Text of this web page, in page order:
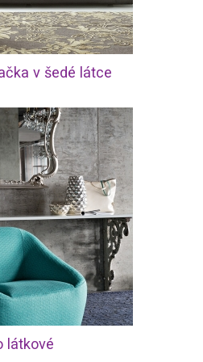
v šedé látce
látkové